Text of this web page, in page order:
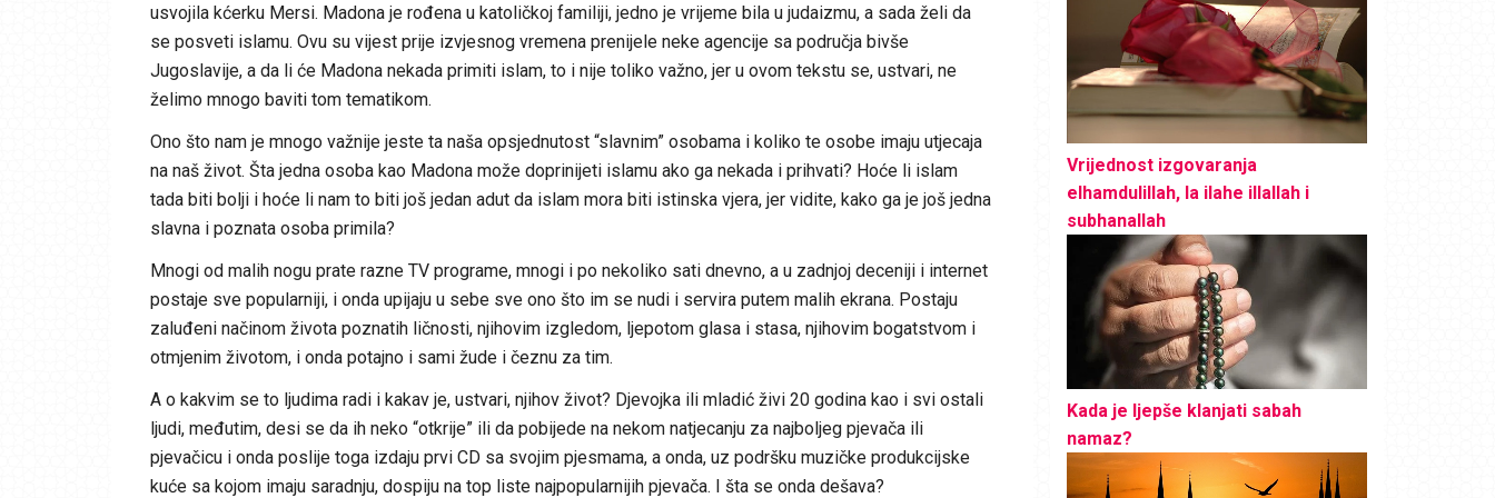
usvojila kćerku Mersi. Madona je rođena u katoličkoj familiji, jedno je vrijeme bila u judaizmu, a sada želi da
se posveti islamu. Ovu su vijest prije izvjesnog vremena prenijele neke agencije sa područja bivše
Jugoslavije, a da li će Madona nekada primiti islam, to i nije toliko važno, jer u ovom tekstu se, ustvari, ne
želimo mnogo baviti tom tematikom.
Ono što nam je mnogo važnije jeste ta naša opsjednutost “slavnim” osobama i koliko te osobe imaju utjecaja
na naš život. Šta jedna osoba kao Madona može doprinijeti islamu ako ga nekada i prihvati? Hoće li islam
tada biti bolji i hoće li nam to biti još jedan adut da islam mora biti istinska vjera, jer vidite, kako ga je još jedna
slavna i poznata osoba primila?
Mnogi od malih nogu prate razne TV programe, mnogi i po nekoliko sati dnevno, a u zadnjoj deceniji i internet
postaje sve popularniji, i onda upijaju u sebe sve ono što im se nudi i servira putem malih ekrana. Postaju
zaluđeni načinom života poznatih ličnosti, njihovim izgledom, ljepotom glasa i stasa, njihovim bogatstvom i
otmjenim životom, i onda potajno i sami žude i čeznu za tim.
A o kakvim se to ljudima radi i kakav je, ustvari, njihov život? Djevojka ili mladić živi 20 godina kao i svi ostali
ljudi, međutim, desi se da ih neko “otkrije” ili da pobijede na nekom natjecanju za najboljeg pjevača ili
pjevačicu i onda poslije toga izdaju prvi CD sa svojim pjesmama, a onda, uz podršku muzičke produkcijske
kuće sa kojom imaju saradnju, dospiju na top liste najpopularnijih pjevača. I šta se onda dešava?
Vrijednost izgovaranja
elhamdulillah, la ilahe illallah i
subhanallah
Kada je ljepše klanjati sabah
namaz?